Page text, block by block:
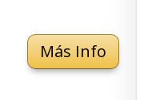
Más Info